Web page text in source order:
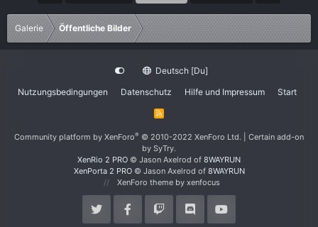
Galerie Öffentliche Bilder
Deutsch [Du]
Nutzungsbedingungen
Datenschutz Hilfe und Impressum Start
R
Community platform by XenForo® © 2010-2022 XenForo Ltd.
Certain add-on
by SyTry.
XenRio 2 PRO © Jason Axelrod of 8WAYRUN
XenPorta 2 PRO© Jason Axelrod of 8WAYRUN
XenForo theme by xenfocus